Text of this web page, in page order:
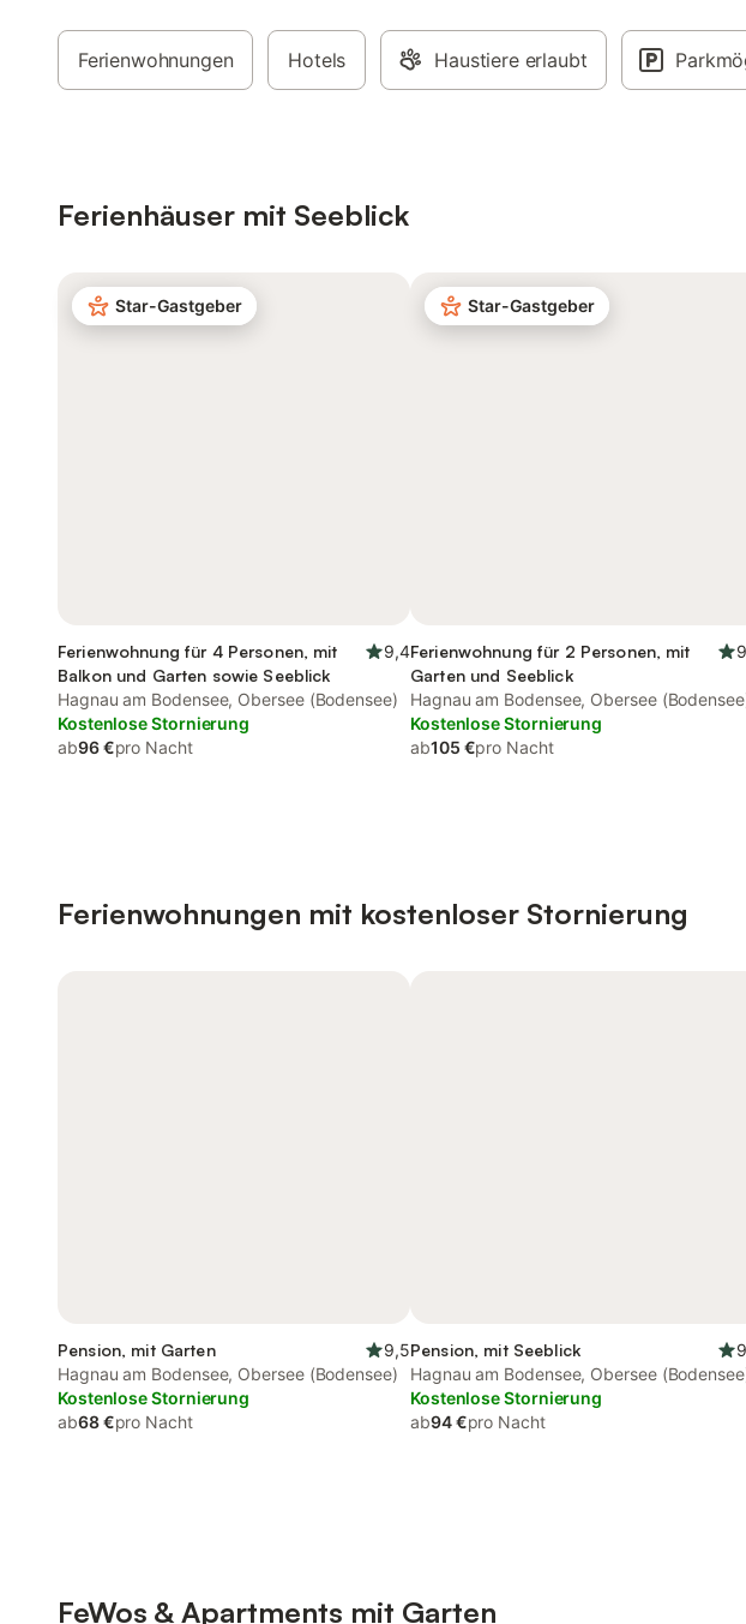
Ferienwohnungen Hotels Haustiere erlaubt
Ferienhäuser mit Seeblick
Star-Gastgeber
Ferienwohnung für 4 Personen, mit
Balkon und Garten sowie Seeblick
9,4
Hagnau am Bodensee, Obersee (Bodensee)
Kostenlose Stornierung
ab96 €pro Nacht
Star-Gastgeber
Ferienwohnung für 2 Personen, mit
Garten und Seeblick
Hagnau am Bodensee, Obersee
Kostenlose Stornierung
ab105 €pro Nacht
Ferienwohnungen mit kostenloser Stornierung
Pension, mit Garten
9,5
Hagnau am Bodensee, Obersee (Bodensee)
Kostenlose Stornierung
ab68 €pro Nacht
Pension, mit Seeblick
Hagnau am Bodensee, Obersee
Kostenlose Stornierung
ab94 €pro Nacht
FeWos & Apartments mit Garten